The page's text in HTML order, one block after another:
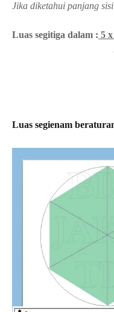
Jika diketahui panjang
Luas segitiga dalam : 5 x
2 x Sin
Luas segienam